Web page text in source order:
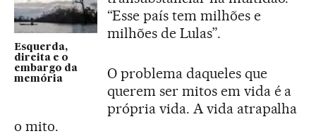
Esquerda,
direita e o
embargo da
memória
“Esse país tem milhões e
milhões de Lulas”.
O problema daqueles que
querem ser mitos em vida é a
própria vida. A vida atrapalha
o mito.